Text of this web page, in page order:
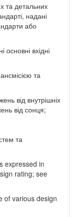
та детальних
надані
або
основні вхідні
та
від внутрішніх
від сонця;
та
expressed in
rating; see
of various design